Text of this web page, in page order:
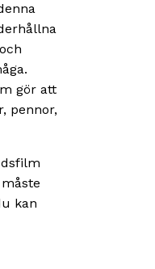
gör att
pennor,
kan